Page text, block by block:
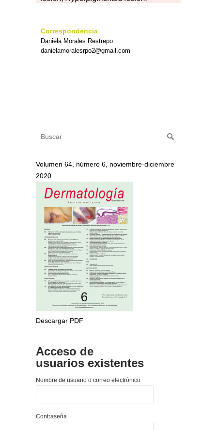
Correspondencia
Daniela Morales Restrepo
danielamoralesrpo2@gmail.com
Volumen 64, número 6, noviembre-diciembre
2020
Descargar PDF
Acceso de
usuarios existentes
Nombre de usuario o correo electrónico
Contraseña